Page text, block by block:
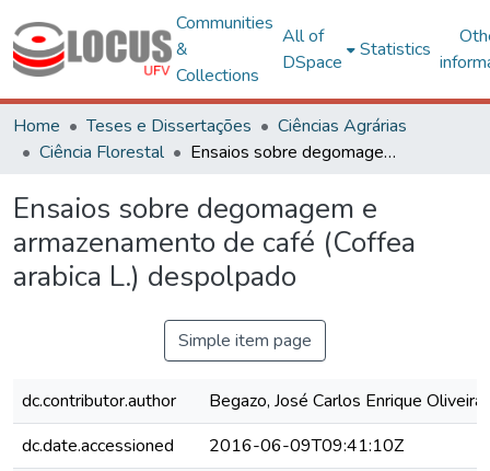
Communities
&
Collections
All of
DSpace
Statistics
Home Teses e Dissertações
Ciências Agrárias
Ciência Florestal
Ensaios sobre degomagem e armazenamento de café (Coffea arabica L.) despolpado
Ensaios sobre degomagem e
armazenamento de café (Coffea
arabica L.) despolpado
Simple item page
dc.contributor.author
Begazo, José Carlos Enrique Oliveira
dc.date.accessioned
2016-06-09T09:41:10Z